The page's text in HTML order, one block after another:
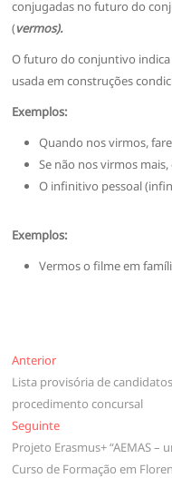
conjugadas no futuro do
(vermos).
O futuro do conjuntivo
usada em construções
Exemplos:
Quando nos virmos,
Se não nos virmos
O infinitivo pessoal
Exemplos:
Vermos o filme em
Navegação
de
artigos
AnteriorAnterior
Lista provisória de
procedimento concursal
SeguinteSeguinte
Projeto Erasmus+ “AEMAS –
Curso de Formação em